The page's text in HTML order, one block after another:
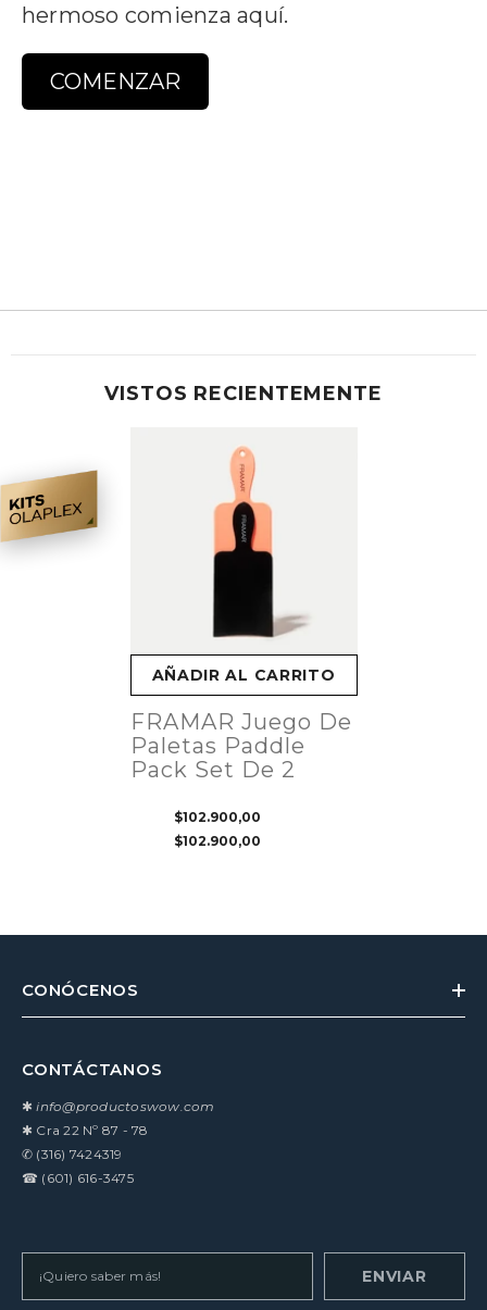
hermoso comienza aquí.
COMENZAR
VISTOS RECIENTEMENTE
AÑADIR AL CARRITO
FRAMAR Juego De
Paletas Paddle
Pack Set De 2
$102.900,00
$102.900,00
CONÓCENOS
CONTÁCTANOS
✱info@productoswow.com
✱ Cra 22 Nº 87 - 78
✆ (316) 7424319
☎ (601) 616-3475
ENVIAR